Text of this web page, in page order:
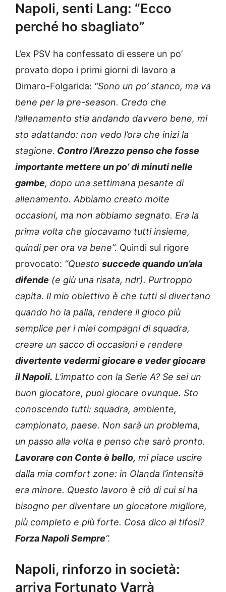
Napoli, senti Lang: “Ecco
perché ho sbagliato”
L’ex PSV ha confessato di essere un po’
provato dopo i primi giorni di lavoro a
Dimaro-Folgarida: “Sono un po’ stanco, ma va
bene per la pre-season. Credo che
l’allenamento stia andando davvero bene, mi
sto adattando: non vedo l’ora che inizi la
stagione. Contro l’Arezzo penso che fosse
importante mettere un po’ di minuti nelle
gambe, dopo una settimana pesante di
allenamento. Abbiamo creato molte
occasioni, ma non abbiamo segnato. Era la
prima volta che giocavamo tutti insieme,
quindi per ora va bene”. Quindi sul rigore
provocato: “Questo succede quando un’ala
difende (e giù una risata, ndr). Purtroppo
capita. Il mio obiettivo è che tutti si divertano
quando ho la palla, rendere il gioco più
semplice per i miei compagni di squadra,
creare un sacco di occasioni e rendere
divertente vedermi giocare e veder giocare
il Napoli. L’impatto con la Serie A? Se sei un
buon giocatore, puoi giocare ovunque. Sto
conoscendo tutti: squadra, ambiente,
campionato, paese. Non sarà un problema,
un passo alla volta e penso che sarò pronto.
Lavorare con Conte è bello, mi piace uscire
dalla mia comfort zone: in Olanda l’intensità
era minore. Questo lavoro è ciò di cui si ha
bisogno per diventare un giocatore migliore,
più completo e più forte. Cosa dico ai tifosi?
Forza Napoli Sempre“.
Napoli, rinforzo in società:
arriva Fortunato Varrà